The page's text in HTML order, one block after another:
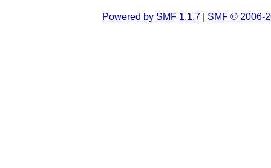
Powered by SMF 1.1.7 SMF © 2006-